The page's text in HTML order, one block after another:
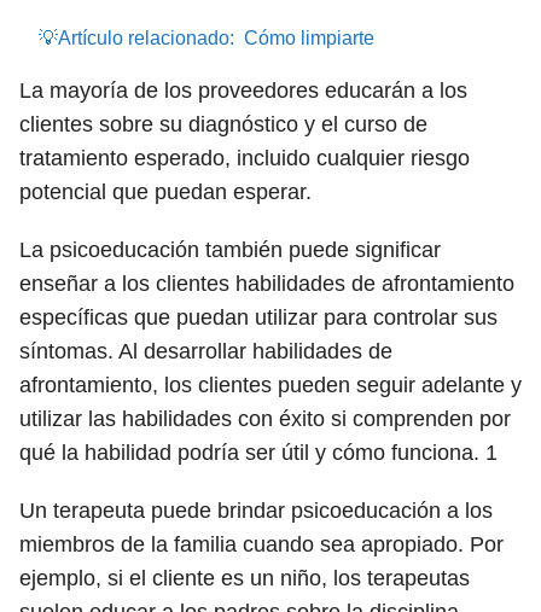
💡Artículo relacionado: Cómo limpiarte
La mayoría de los proveedores educarán a los
clientes sobre su diagnóstico y el curso de
tratamiento esperado, incluido cualquier riesgo
potencial que puedan esperar.
La psicoeducación también puede significar
enseñar a los clientes habilidades de afrontamiento
específicas que puedan utilizar para controlar sus
síntomas. Al desarrollar habilidades de
afrontamiento, los clientes pueden seguir adelante y
utilizar las habilidades con éxito si comprenden por
qué la habilidad podría ser útil y cómo funciona. 1
Un terapeuta puede brindar psicoeducación a los
miembros de la familia cuando sea apropiado. Por
ejemplo, si el cliente es un niño, los terapeutas